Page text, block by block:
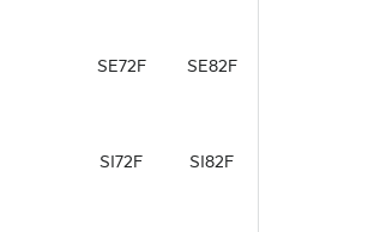
SE72F SE82F
SI72F SI82F